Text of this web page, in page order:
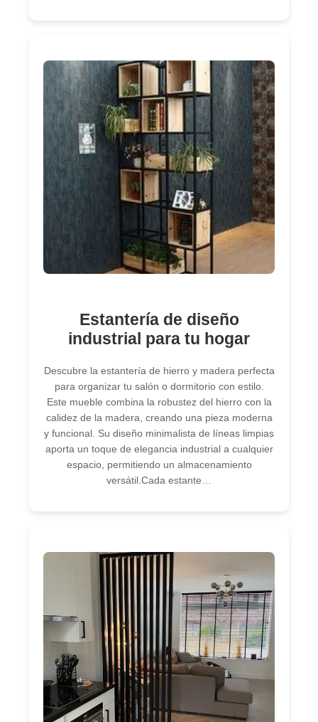
Estantería de diseño
industrial para tu hogar
Descubre la estantería de hierro y madera perfecta
para organizar tu salón o dormitorio con estilo.
Este mueble combina la robustez del hierro con la
calidez de la madera, creando una pieza moderna
y funcional. Su diseño minimalista de líneas limpias
aporta un toque de elegancia industrial a cualquier
espacio, permitiendo un almacenamiento
versátil.Cada estante…